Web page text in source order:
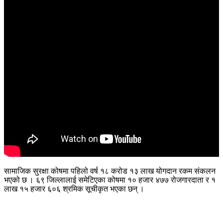
सामाजिक सुरक्षा कोषमा पहिलो वर्ष १८ करोड १३ लाख योगदान रकम संकलन
भएको छ । ६९ जिल्लालाई समेटिएका कोषमा १० हजार ४७७ रोजगारदाता र १
लाख १५ हजार ६०६ श्रमिक सूचीकृत भएका छन् ।